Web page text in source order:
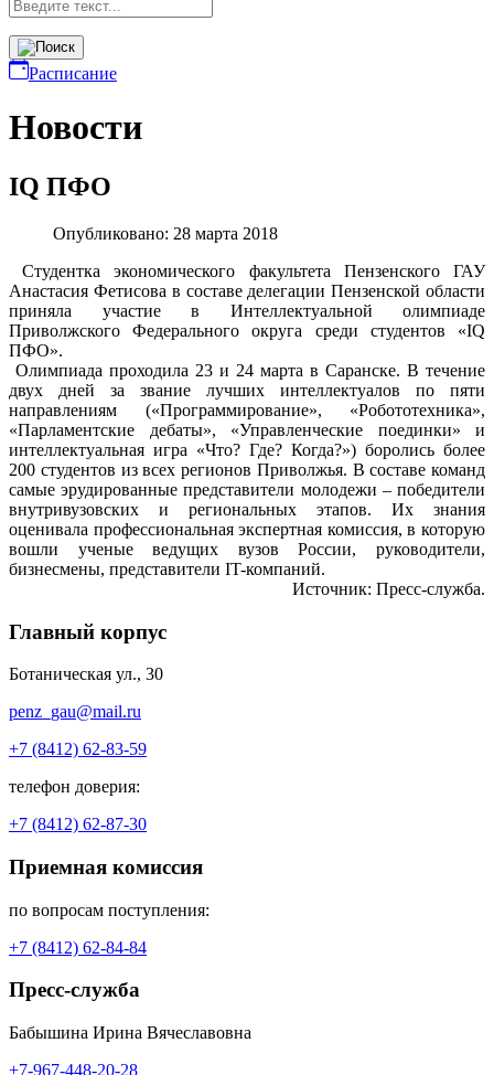
Расписание
Новости
IQ ПФО
Опубликовано: 28 марта 2018
Студентка экономического факультета Пензенского ГАУ
Анастасия Фетисова в составе делегации Пензенской области
приняла участие в Интеллектуальной олимпиаде
Приволжского Федерального округа среди студентов «IQ
ПФО».
Олимпиада проходила 23 и 24 марта в Саранске. В течение
двух дней за звание лучших интеллектуалов по пяти
направлениям («Программирование», «Робототехника»,
«Парламентские дебаты», «Управленческие поединки» и
интеллектуальная игра «Что? Где? Когда?») боролись более
200 студентов из всех регионов Приволжья. В составе команд
самые эрудированные представители молодежи – победители
внутривузовских и региональных этапов. Их знания
оценивала профессиональная экспертная комиссия, в которую
вошли ученые ведущих вузов России, руководители,
бизнесмены, представители IT-компаний.
Источник: Пресс-служба.
Главный корпус
Ботаническая ул., 30
penz_gau@mail.ru
+7 (8412) 62-83-59
телефон доверия:
+7 (8412) 62-87-30
Приемная комиссия
по вопросам поступления:
+7 (8412) 62-84-84
Пресс-служба
Бабышина Ирина Вячеславовна
+7-967-448-20-28